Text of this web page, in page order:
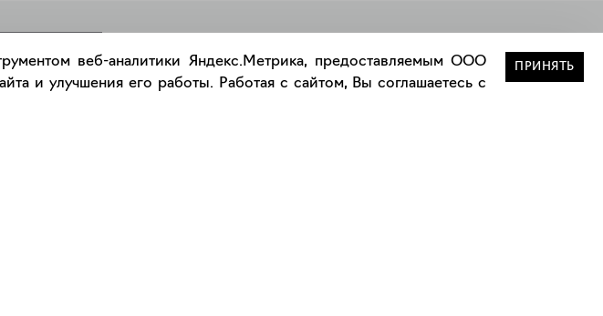
веб-аналитики Яндекс.Метрика, предоставляемым ООО
и улучшения его работы. Работая с сайтом, Вы соглашаетесь с
ПРИНЯТЬ